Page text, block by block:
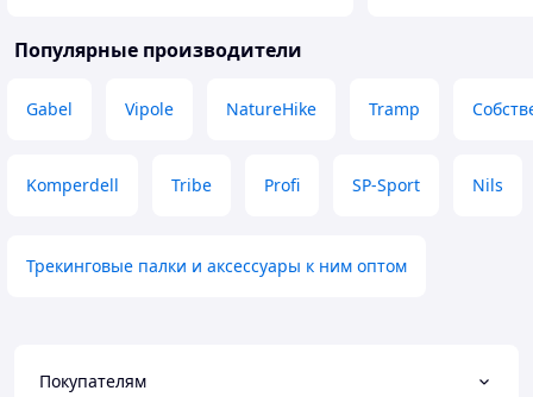
Популярные производители
Gabel Vipole NatureHike Tramp
Komperdell Tribe Profi SP-Sport Nils
Трекинговые палки и аксессуары к ним оптом
Покупателям